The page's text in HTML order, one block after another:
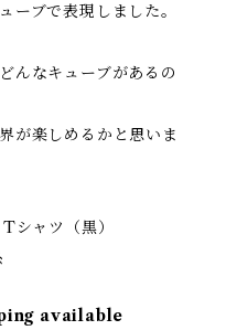
ーブで表現しました。
んなキューブがあるの
が楽しめるかと思いま
ャツ（黒）
available